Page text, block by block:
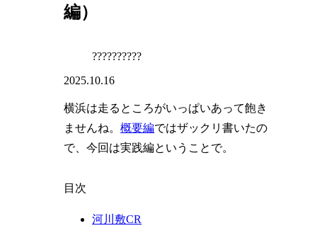
編）
??????????
2025.10.16
横浜は走るところがいっぱいあって飽き
ませんね。概要編ではザックリ書いたの
で、今回は実践編ということで。
目次
河川敷CR